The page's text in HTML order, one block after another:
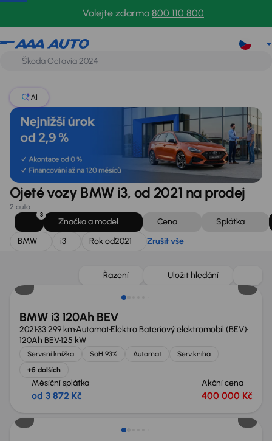
Volejte zdarma 800 110 800
BMW
AI
Ojeté vozy BMW i3, od 2021 na prodej
2 auta
3
Značka a model Cena
Splátka
BMW
i3 Rok od2021 Zrušit vše
Řazení Uložit hledání
BMW i3 120Ah BEV
202133 299 kmAutomatElektro Bateriový elektromobil (BEV)
120Ah BEV125 kW
Servisní knížka SoH 93% Automat
Serv.kniha
+5 dalších
Měsíční splátka
od 3 872 Kč
Akční cena
400 000 Kč
Nově v nabídce